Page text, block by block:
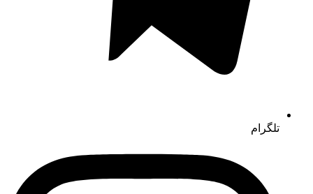
تلگرام